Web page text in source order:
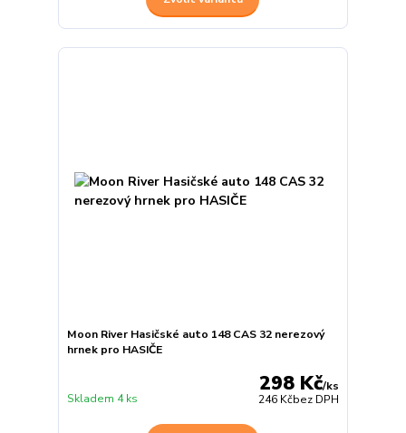
Moon River Hasičské auto 148 CAS 32 nerezový
hrnek pro HASIČE
298 Kč/ks
246 Kčbez DPH
Skladem 4 ks